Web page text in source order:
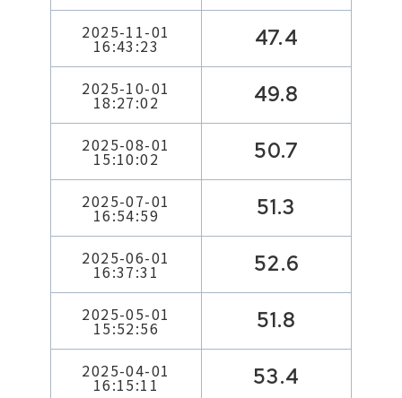
2025-11-01
16:43:23 47.4
2025-10-01
18:27:02 49.8
2025-08-01
15:10:02 50.7
2025-07-01
16:54:59 51.3
2025-06-01
16:37:31 52.6
2025-05-01
15:52:56 51.8
2025-04-01
16:15:11 53.4